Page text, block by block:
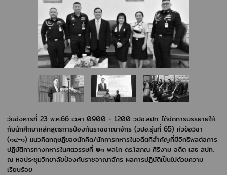
วันอังคารที่ 23 พ.ค.66 เวลา 0900 - 1200 วปอ.สปท. ได้จัดการบรรยายให้
กับนักศึกษาหลักสูตรการป้องกันราชอาณาจักร (วปอ.รุ่นที่ 65) หัวข้อวิชา
(๑๔-๑) แนวคิดทฤษฎีของนักคิด/นักการทหารในอดีตที่สำคัญที่มีอิทธิพลต่อการ
ปฏิบัติการทางทหารในศตวรรษที่ ๒๑ พลโท ดร.โสภณ ศิริงาม อดีต เสธ สปท.
ณ หอประชุมวิทยาลัยป้องกันราชอาณาจักร ผลการปฏิบัติเป็นไปด้วยความ
เรียบร้อย